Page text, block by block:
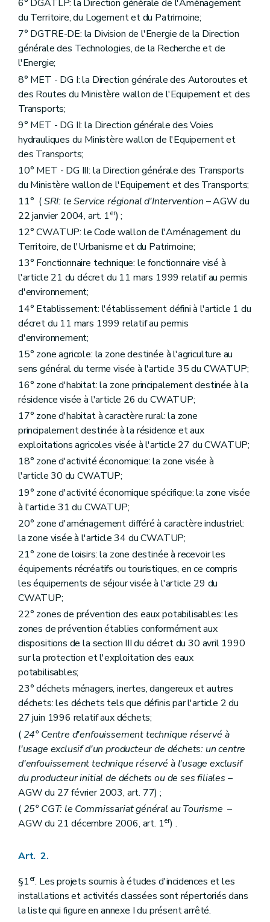
6° DGATLP: la Direction générale de l'Aménagement
du Territoire, du Logement et du Patrimoine;
7° DGTRE-DE: la Division de l'Energie de la Direction
générale des Technologies, de la Recherche et de
l'Energie;
8° MET - DG I: la Direction générale des Autoroutes et
des Routes du Ministère wallon de l'Equipement et des
Transports;
9° MET - DG II: la Direction générale des Voies
hydrauliques du Ministère wallon de l'Equipement et
des Transports;
10° MET - DG III: la Direction générale des Transports
du Ministère wallon de l'Equipement et des Transports;
11° (SRI: le Service régional d'Intervention – AGW du
22 janvier 2004, art. 1er) ;
12° CWATUP: le Code wallon de l'Aménagement du
Territoire, de l'Urbanisme et du Patrimoine;
13° Fonctionnaire technique: le fonctionnaire visé à
l'article 21 du décret du 11 mars 1999 relatif au permis
d'environnement;
14° Etablissement: l'établissement défini à l'article 1 du
décret du 11 mars 1999 relatif au permis
d'environnement;
15° zone agricole: la zone destinée à l'agriculture au
sens général du terme visée à l'article 35 du CWATUP;
16° zone d'habitat: la zone principalement destinée à la
résidence visée à l'article 26 du CWATUP;
17° zone d'habitat à caractère rural: la zone
principalement destinée à la résidence et aux
exploitations agricoles visée à l'article 27 du CWATUP;
18° zone d'activité économique: la zone visée à
l'article 30 du CWATUP;
19° zone d'activité économique spécifique: la zone visée
à l'article 31 du CWATUP;
20° zone d'aménagement différé à caractère industriel:
la zone visée à l'article 34 du CWATUP;
21° zone de loisirs: la zone destinée à recevoir les
équipements récréatifs ou touristiques, en ce compris
les équipements de séjour visée à l'article 29 du
CWATUP;
22° zones de prévention des eaux potabilisables: les
zones de prévention établies conformément aux
dispositions de la section III du décret du 30 avril 1990
sur la protection et l'exploitation des eaux
potabilisables;
23° déchets ménagers, inertes, dangereux et autres
déchets: les déchets tels que définis par l'article 2 du
27 juin 1996 relatif aux déchets;
( 24° Centre d'enfouissement technique réservé à
l'usage exclusif d'un producteur de déchets: un centre
d'enfouissement technique réservé à l'usage exclusif
du producteur initial de déchets ou de ses filiales –
AGW du 27 février 2003, art. 77) ;
( 25° CGT: le Commissariat général au Tourisme –
AGW du 21 décembre 2006, art. 1er) .
Art. 2.
§1er. Les projets soumis à études d'incidences et les
installations et activités classées sont répertoriés dans
la liste qui figure en annexe I du présent arrêté.